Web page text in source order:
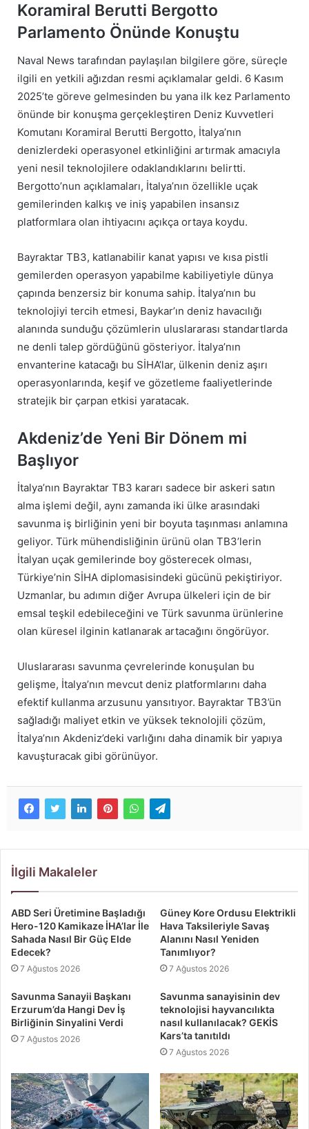
Koramiral Berutti Bergotto
Parlamento Önünde Konuştu
Naval News tarafından paylaşılan bilgilere göre, süreçle
ilgili en yetkili ağızdan resmi açıklamalar geldi. 6 Kasım
2025’te göreve gelmesinden bu yana ilk kez Parlamento
önünde bir konuşma gerçekleştiren Deniz Kuvvetleri
Komutanı Koramiral Berutti Bergotto, İtalya’nın
denizlerdeki operasyonel etkinliğini artırmak amacıyla
yeni nesil teknolojilere odaklandıklarını belirtti.
Bergotto’nun açıklamaları, İtalya’nın özellikle uçak
gemilerinden kalkış ve iniş yapabilen insansız
platformlara olan ihtiyacını açıkça ortaya koydu.
Bayraktar TB3, katlanabilir kanat yapısı ve kısa pistli
gemilerden operasyon yapabilme kabiliyetiyle dünya
çapında benzersiz bir konuma sahip. İtalya’nın bu
teknolojiyi tercih etmesi, Baykar’ın deniz havacılığı
alanında sunduğu çözümlerin uluslararası standartlarda
ne denli talep gördüğünü gösteriyor. İtalya’nın
envanterine katacağı bu SİHA’lar, ülkenin deniz aşırı
operasyonlarında, keşif ve gözetleme faaliyetlerinde
stratejik bir çarpan etkisi yaratacak.
Akdeniz’de Yeni Bir Dönem mi
Başlıyor
İtalya’nın Bayraktar TB3 kararı sadece bir askeri satın
alma işlemi değil, aynı zamanda iki ülke arasındaki
savunma iş birliğinin yeni bir boyuta taşınması anlamına
geliyor. Türk mühendisliğinin ürünü olan TB3’lerin
İtalyan uçak gemilerinde boy gösterecek olması,
Türkiye’nin SİHA diplomasisindeki gücünü pekiştiriyor.
Uzmanlar, bu adımın diğer Avrupa ülkeleri için de bir
emsal teşkil edebileceğini ve Türk savunma ürünlerine
olan küresel ilginin katlanarak artacağını öngörüyor.
Uluslararası savunma çevrelerinde konuşulan bu
gelişme, İtalya’nın mevcut deniz platformlarını daha
efektif kullanma arzusunu yansıtıyor. Bayraktar TB3’ün
sağladığı maliyet etkin ve yüksek teknolojili çözüm,
İtalya’nın Akdeniz’deki varlığını daha dinamik bir yapıya
kavuşturacak gibi görünüyor.
İlgili Makaleler
ABD Seri Üretimine Başladığı
Hero-120 Kamikaze İHA’lar İle
Sahada Nasıl Bir Güç Elde
Edecek?
7 Ağustos 2026
Güney Kore Ordusu Elektrikli
Hava Taksileriyle Savaş
Alanını Nasıl Yeniden
Tanımlıyor?
7 Ağustos 2026
Savunma Sanayii Başkanı
Erzurum’da Hangi Dev İş
Birliğinin Sinyalini Verdi
7 Ağustos 2026
Savunma sanayisinin dev
teknolojisi hayvancılıkta
nasıl kullanılacak? GEKİS
Kars’ta tanıtıldı
7 Ağustos 2026